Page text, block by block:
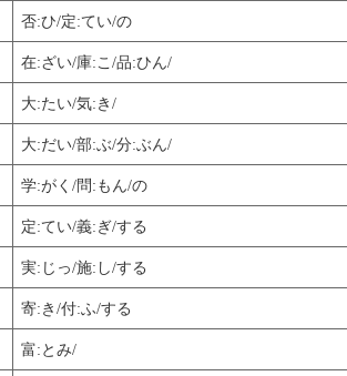
否:ひ/定:てい/の
在:ざい/庫:こ/品:ひん/
大:たい/気:き/
大:だい/部:ぶ/分:ぶん/
学:がく/問:もん/の
定:てい/義:ぎ/する
実:じっ/施:し/する
寄:き/付:ふ/する
富:とみ/